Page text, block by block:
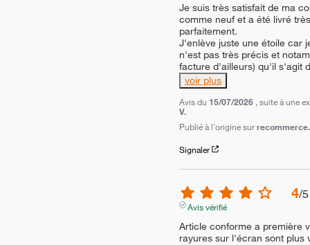
Je suis très satisfait de ma
comme neuf et a été livré
parfaitement.
J'enlève juste une étoile car
n'est pas très précis et
facture d'ailleurs) qu'il s'agit
voir plus
Avis du 15/07/2026 , suite à une
V.
Publié à l'origine sur
Signaler
4/5
Avis vérifié
Article conforme a première
rayures sur l'écran sont plus